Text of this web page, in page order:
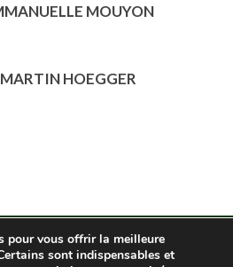
MOUYON
MARTIN HOEGGER
pour vous offrir la meilleure
sont indispensables et